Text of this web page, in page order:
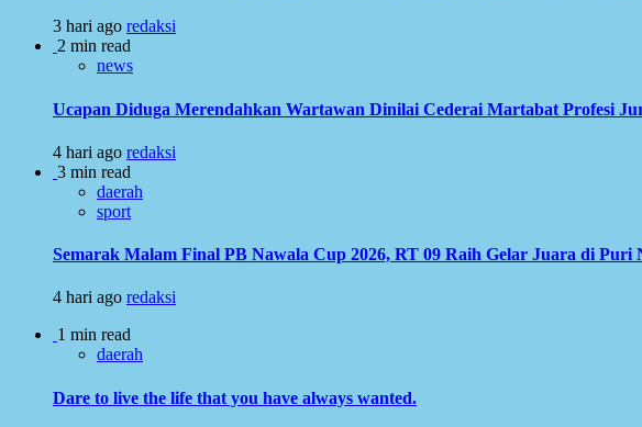
3 hari ago redaksi
2 min read
news
Ucapan Diduga Merendahkan Wartawan Dinilai Cederai Martabat Profesi
4 hari ago redaksi
3 min read
daerah
sport
Semarak Malam Final PB Nawala Cup 2026, RT 09 Raih Gelar Juara di Puri
4 hari ago redaksi
1 min read
daerah
Dare to live the life that you have always wanted.